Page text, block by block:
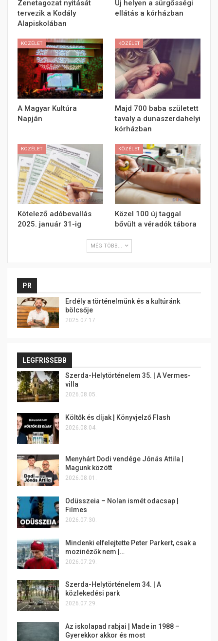
Zenetagozat nyitását
tervezik a Kodály
Alapiskolában
Új helyen a sürgősségi
ellátás a kórházban
KÖZÉLET
A Magyar Kultúra
Napján
KÖZÉLET
Majd 700 baba született
tavaly a dunaszerdahelyi
kórházban
KÖZÉLET
Kötelező adóbevallás
2025. január 31-ig
KÖZÉLET
Közel 100 új taggal
bővült a véradók tábora
MÉG TÖBB...
PR
Erdély a történelmünk és a kultúránk
bölcsője
2025.07.17.
LEGFRISSEBB
Szerda-Helytörténelem 35. | A Vermes-
villa
2026.08.05.
Költők és díjak | Könyvjelző Flash
2026.08.04.
Menyhárt Dodi vendége Jónás Attila |
Magunk között
2026.08.01.
Odüsszeia – Nolan ismét odacsap |
Filmes
2026.07.30.
Mindenki elfelejtette Peter Parkert, csak a
mozinézők nem |…
2026.07.29.
Szerda-Helytörténelem 34. | A
közlekedési park
2026.07.29.
Az iskolapad rabjai | Made in 1988 –
Gyerekkor akkor és most